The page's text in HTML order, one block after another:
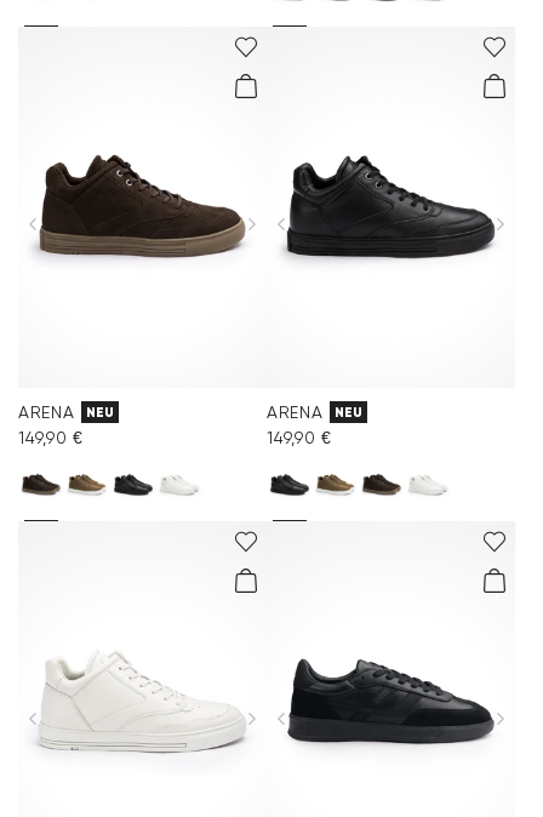
ARENA NEU
149,90 €
ARENA NEU
149,90 €